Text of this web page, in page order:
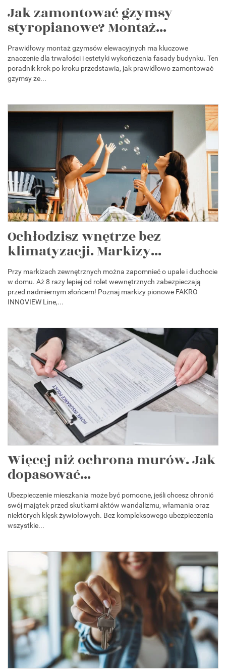
Jak zamontować gzymsy
styropianowe? Montaż...
Prawidłowy montaż gzymsów elewacyjnych ma kluczowe
znaczenie dla trwałości i estetyki wykończenia fasady budynku. Ten
poradnik krok po kroku przedstawia, jak prawidłowo zamontować
gzymsy ze...
Ochłodzisz wnętrze bez
klimatyzacji. Markizy...
Przy markizach zewnętrznych można zapomnieć o upale i duchocie
w domu. Aż 8 razy lepiej od rolet wewnętrznych zabezpieczają
przed nadmiernym słońcem! Poznaj markizy pionowe FAKRO
INNOVIEW Line,...
Więcej niż ochrona murów. Jak
dopasować...
Ubezpieczenie mieszkania może być pomocne, jeśli chcesz chronić
swój majątek przed skutkami aktów wandalizmu, włamania oraz
niektórych klęsk żywiołowych. Bez kompleksowego ubezpieczenia
wszystkie...